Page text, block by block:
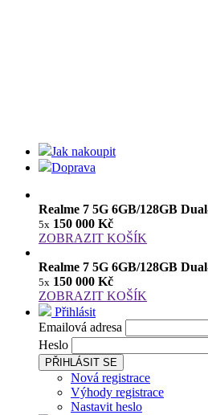
Jak nakoupit
Doprava
Realme 7 5G 6GB/128GB
5x 150 000 Kč
ZOBRAZIT KOŠÍK
Realme 7 5G 6GB/128GB
5x 150 000 Kč
ZOBRAZIT KOŠÍK
Přihlásit
Emailová adresa
Heslo
PŘIHLÁSIT SE
Nová registrace
Výhody registrace
Nastavit heslo